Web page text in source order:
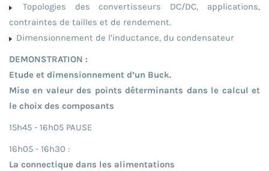
Topologies des convertisseurs DC/DC, applications,
contraintes de tailles et de rendement.
Dimensionnement de l’inductance, du condensateur
DEMONSTRATION :
Etude et dimensionnement d’un Buck.
Mise en valeur des points déterminants dans le calcul et
le choix des composants
15h45 - 16h05 PAUSE
16h05 - 16h30 :
La connectique dans les alimentations